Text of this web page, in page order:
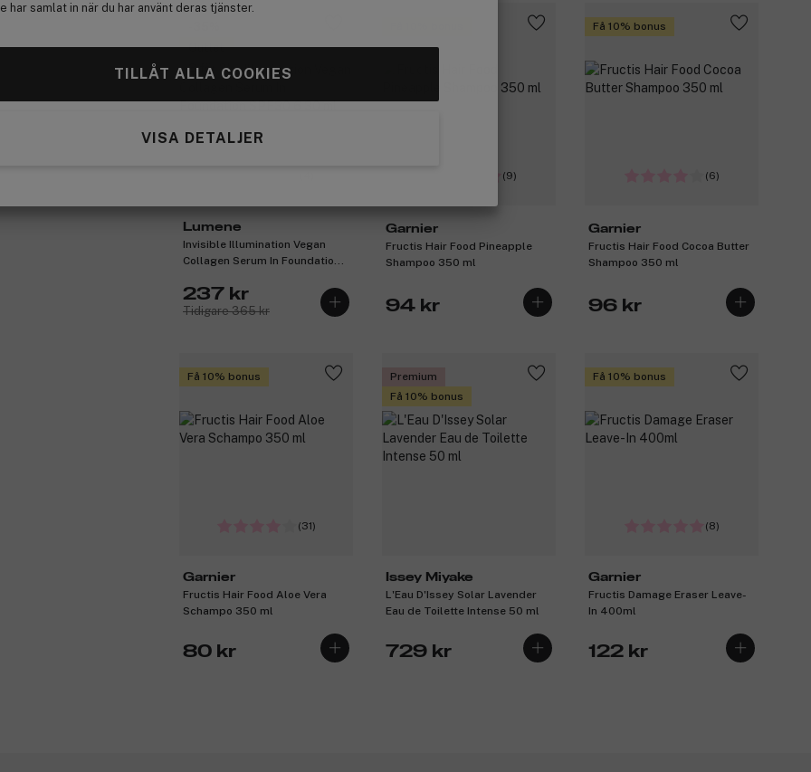
har samlat in när du har använt deras tjänster.
TILLÅT ALLA COOKIES
VISA DETALJER
Outlet
3 för 2
Lumene
Invisible Illumination Vegan
Collagen Serum In Foundation
237 kr
Tidigare 365 kr
(9)
Garnier
Fructis Hair Food Pineapple
Shampoo 350 ml
94 kr
Få 10% bonus
(6)
Garnier
Fructis Hair Food Cocoa Butter
Shampoo 350 ml
96 kr
Få 10% bonus
(31)
Garnier
Fructis Hair Food Aloe Vera
Schampo 350 ml
80 kr
Premium
Få 10% bonus
Issey Miyake
L'Eau D'Issey Solar Lavender
Eau de Toilette Intense 50 ml
729 kr
Få 10% bonus
(8)
Garnier
Fructis Damage Eraser Leave-
In 400ml
122 kr